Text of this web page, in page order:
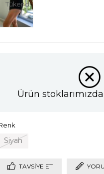
Tükendi
Ürün
Siyah
TAVSIYE ET